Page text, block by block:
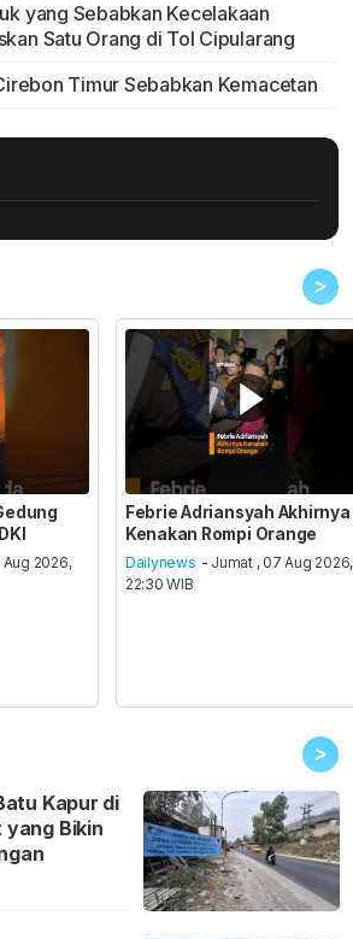
yang Sebabkan Kecelakaan
Satu Orang di Tol Cipularang
Timur Sebabkan Kemacetan
>
2026,
Febrie Adriansyah Akhirnya
Kenakan Rompi Orange
Dailynews - Jumat , 07 Aug 2026,
22:30 WIB
>
Kapur di
yang Bikin